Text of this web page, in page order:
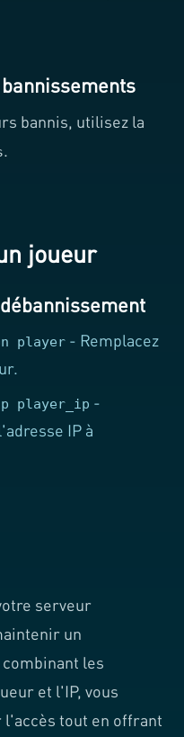
bannis, utilisez la
.
joueur
player - Remplacez
player_ip -
IP à
serveur
un
les
et l'IP, vous
tout en offrant